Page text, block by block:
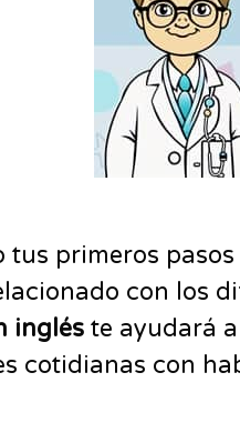
tus primeros
con los
inglés te ayudará
cotidianas con